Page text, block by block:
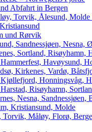
Abfahrt in Bergen
Torvik, Ålesund, Molde
und Rørvik
Sandnessjøen,
Sortland, Risøyhamn,
Havøysund,
Kirkenes, Vardø,
Honningsvåg,
Risøyhamn,
Nesna, Sandnessjøen,
Kristiansund, Molde
Torvik, Måløy, Florø,